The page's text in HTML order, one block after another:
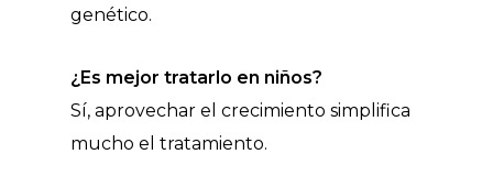
genético.
¿Es mejor tratarlo en niños?
Sí, aprovechar el crecimiento simplifica
mucho el tratamiento.